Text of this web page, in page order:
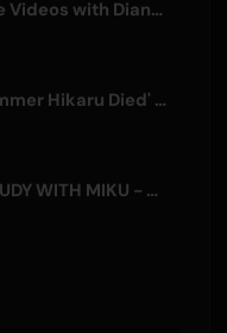
YOSHIKI Releases Live Videos with Diana Ross and KORN's Jonathan Davis
Stage Play of 'The Summer Hikaru Died' Streams Globally for Free on ABEMA
Crypton Releases 'STUDY WITH MIKU - part6 -' Instrumental BGM Video